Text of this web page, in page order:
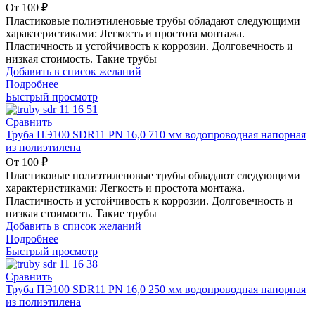
От 100 ₽
Пластиковые полиэтиленовые трубы обладают следующими
характеристиками: Легкость и простота монтажа.
Пластичность и устойчивость к коррозии. Долговечность и
низкая стоимость. Такие трубы
Добавить в список желаний
Подробнее
Быстрый просмотр
Сравнить
Труба ПЭ100 SDR11 PN 16,0 710 мм водопроводная напорная
из полиэтилена
От 100 ₽
Пластиковые полиэтиленовые трубы обладают следующими
характеристиками: Легкость и простота монтажа.
Пластичность и устойчивость к коррозии. Долговечность и
низкая стоимость. Такие трубы
Добавить в список желаний
Подробнее
Быстрый просмотр
Сравнить
Труба ПЭ100 SDR11 PN 16,0 250 мм водопроводная напорная
из полиэтилена